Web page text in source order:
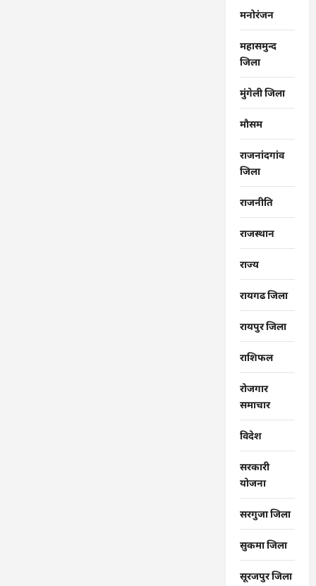
मनोरंजन
महासमुन्द
जिला
मुंगेली जिला
मौसम
राजनांदगांव
जिला
राजनीति
राजस्थान
राज्‍य
रायगढ जिला
रायपुर जिला
राशिफल
रोजगार
समाचार
विदेश
सरकारी
योजना
सरगुजा जिला
सुकमा जिला
सूरजपुर जिला